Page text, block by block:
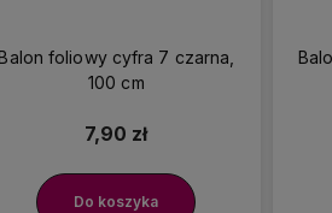
foliowy cyfra 7 czarna,
100 cm
7,90 zł
Do koszyka